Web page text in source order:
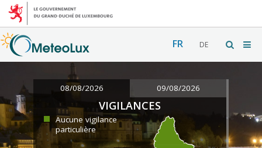
FR DE
08/08/2026 09/08/2026
VIGILANCES
Aucune vigilance
particulière